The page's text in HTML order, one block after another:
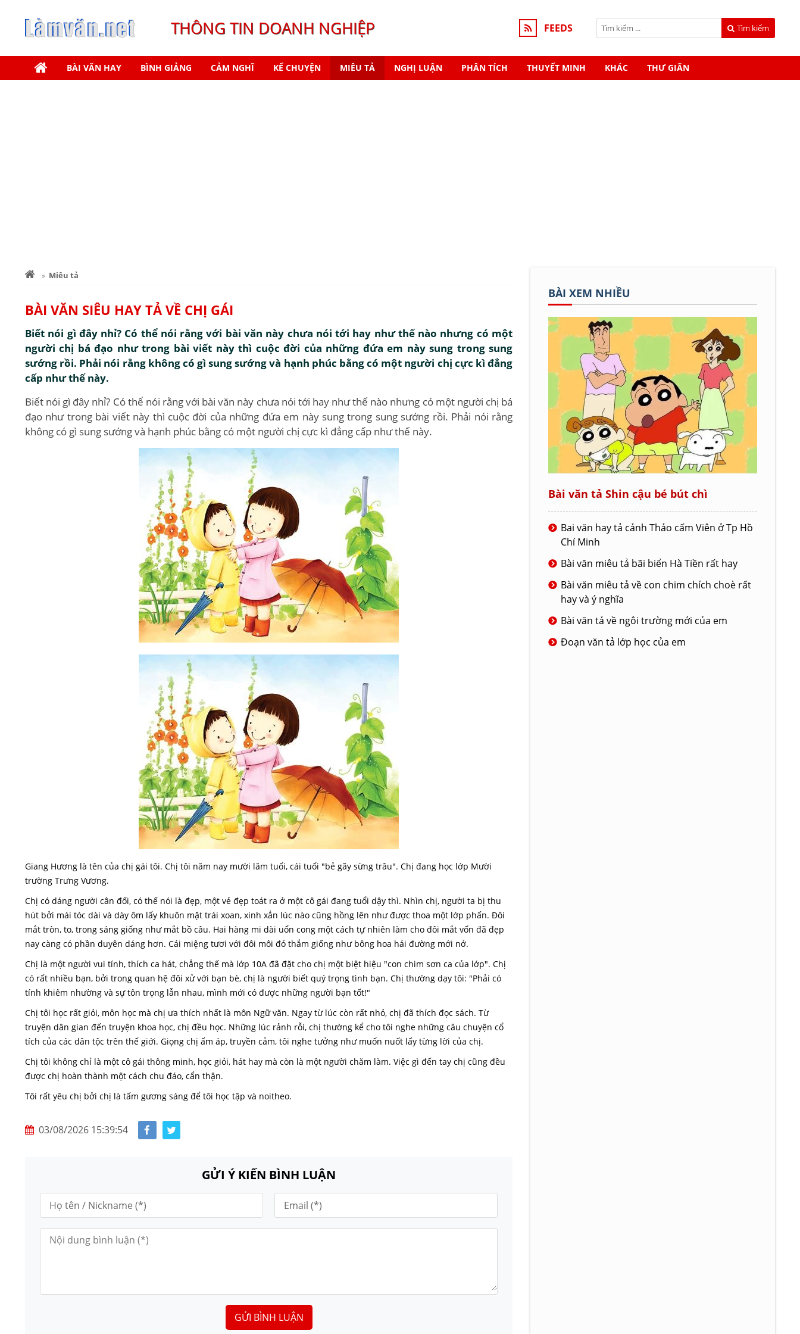
THÔNG TIN DOANH NGHIỆP FEEDS Tìm kiếm
BÀI VĂN HAY BÌNH GIẢNG CẢM NGHĨ KỂ CHUYỆN MIÊU TẢ NGHỊ LUẬN PHÂN TÍCH THUYẾT MINH KHÁC THƯ GIÃN
Miêu tả
BÀI VĂN SIÊU HAY TẢ VỀ CHỊ GÁI
Biết nói gì đây nhỉ? Có thể nói rằng với bài văn này chưa nói tới hay như thế nào nhưng có một
người chị bá đạo như trong bài viết này thì cuộc đời của những đứa em này sung trong sung
sướng rồi. Phải nói rằng không có gì sung sướng và hạnh phúc bằng có một người chị cực kì đẳng
cấp như thế này.
Biết nói gì đây nhỉ? Có thể nói rằng với bài văn này chưa nói tới hay như thế nào nhưng có một người chị bá
đạo như trong bài viết này thì cuộc đời của những đứa em này sung trong sung sướng rồi. Phải nói rằng
không có gì sung sướng và hạnh phúc bằng có một người chị cực kì đẳng cấp như thế này.
Giang Hương là tên của chị gái tôi. Chị tôi năm nay mười lăm tuổi, cái tuổi "bẻ gãy sừng trâu". Chị đang học lớp Mười
trường Trưng Vương.
Chị có dáng người cân đối, có thế nói là đẹp, một vẻ đẹp toát ra ở một cô gái đang tuổi dậy thì. Nhìn chị, người ta bị thu
hút bởi mái tóc dài và dày ôm lấy khuôn mặt trái xoan, xinh xắn lúc nào cũng hồng lên như được thoa một lớp phấn. Đôi
mắt tròn, to, trong sáng giống như mắt bồ câu. Hai hàng mi dài uổn cong một cách tự nhiên làm cho đôi mắt vốn đã đẹp
nay càng có phần duyên dáng hơn. Cái miệng tươi với đôi môi đỏ thắm giống như bông hoa hải đường mới nở.
Chị là một người vui tính, thích ca hát, chẳng thế mà lớp 10A đã đặt cho chị một biệt hiệu "con chim sơn ca của lớp". Chị
có rất nhiều bạn, bởi trong quan hệ đôi xử với bạn bè, chị là người biết quý trọng tình bạn. Chị thường dạy tôi: "Phải có
tính khiêm nhường và sự tôn trọng lẫn nhau, mình mới có được những người bạn tốt!"
Chị tôi học rất giỏi, môn học mà chị ưa thích nhất là môn Ngữ văn. Ngay từ lúc còn rất nhỏ, chị đã thích đọc sách. Từ
truyện dân gian đến truyện khoa học, chị đều học. Những lúc rảnh rỗi, chị thường kể cho tôi nghe những câu chuyện cổ
tích của các dân tộc trên thế giới. Giọng chị ấm áp, truyền cảm, tôi nghe tưởng như muốn nuốt lấy từng lời của chị.
Chị tôi không chỉ là một cô gái thông minh, học giỏi, hát hay mà còn là một người chăm làm. Việc gì đến tay chị cũng đều
được chị hoàn thành một cách chu đáo, cẩn thận.
Tôi rất yêu chị bởi chị là tấm gương sáng để tôi học tập và noitheo.
03/08/2026 15:39:54
GỬI Ý KIẾN BÌNH LUẬN
GỬI BÌNH LUẬN
BÀI XEM NHIỀU
Bài văn tả Shin cậu bé bút chì
Bai văn hay tả cảnh Thảo cấm Viên ở Tp Hồ
Chí Minh
Bài văn miêu tả bãi biển Hà Tiền rất hay
Bài văn miêu tả về con chim chích choè rất
hay và ý nghĩa
Bài văn tả về ngôi trường mới của em
Đoạn văn tả lớp học của em